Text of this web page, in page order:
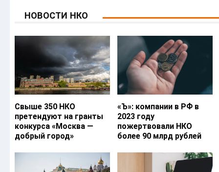
НОВОСТИ НКО
Свыше 350 НКО
претендуют на гранты
конкурса «Москва —
добрый город»
«Ъ‎»: компании в РФ в
2023 году
пожертвовали НКО
более 90 млрд рублей